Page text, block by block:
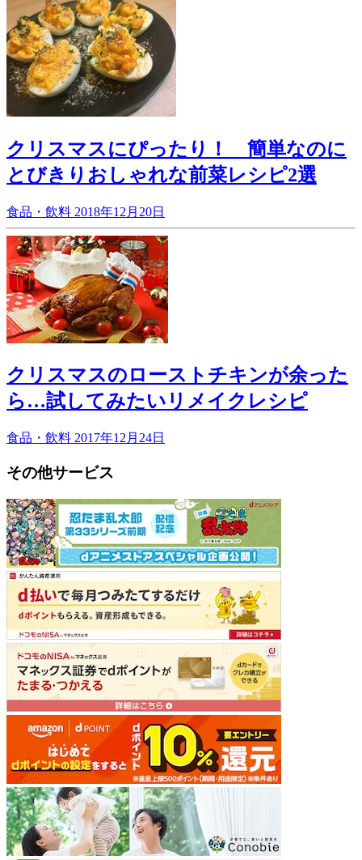
クリスマスにぴったり！ 簡単なのに
とびきりおしゃれな前菜レシピ2選
食品・飲料 2018年12月20日
クリスマスのローストチキンが余った
ら…試してみたいリメイクレシピ
食品・飲料 2017年12月24日
その他サービス